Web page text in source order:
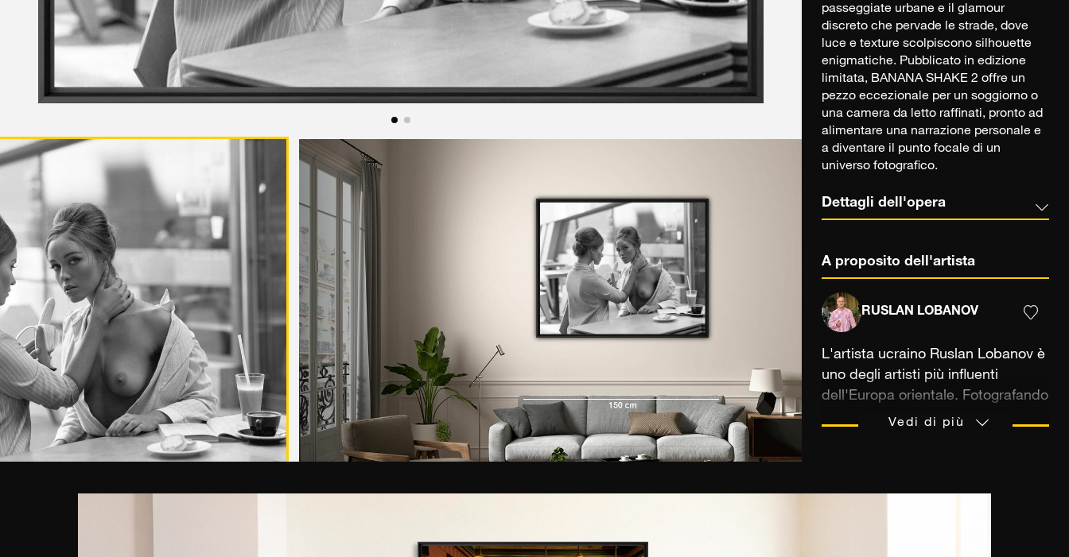
passeggiate urbane e il glamour
discreto che pervade le strade, dove
luce e texture scolpiscono silhouette
enigmatiche. Pubblicato in edizione
limitata, BANANA SHAKE 2 offre un
pezzo eccezionale per un soggiorno o
una camera da letto raffinati, pronto ad
alimentare una narrazione personale e
a diventare il punto focale di un
universo fotografico.
Dettagli dell'opera
A proposito dell'artista
RUSLAN LOBANOV
L'artista ucraino Ruslan Lobanov è
uno degli artisti più influenti
dell'Europa orientale. Fotografando
nudi femminili in bianco e nero,
Vedi di più